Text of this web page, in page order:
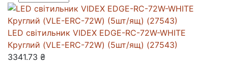
LED світильник VIDEX EDGE-RC-72W-WHITE
Круглий (VLE-ERC-72W) (5шт/ящ) (27543)
3341.73 ₴